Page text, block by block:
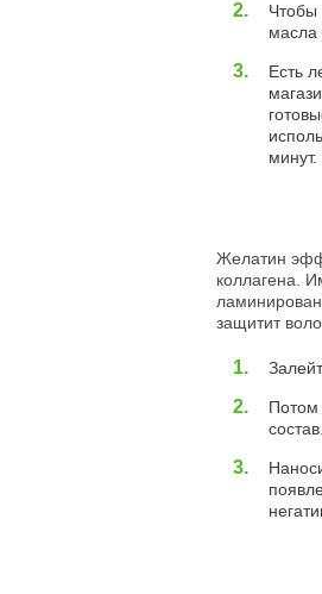
Чтобы
масла
Есть
минут.
Желатин
коллагена.
защитит
Потом